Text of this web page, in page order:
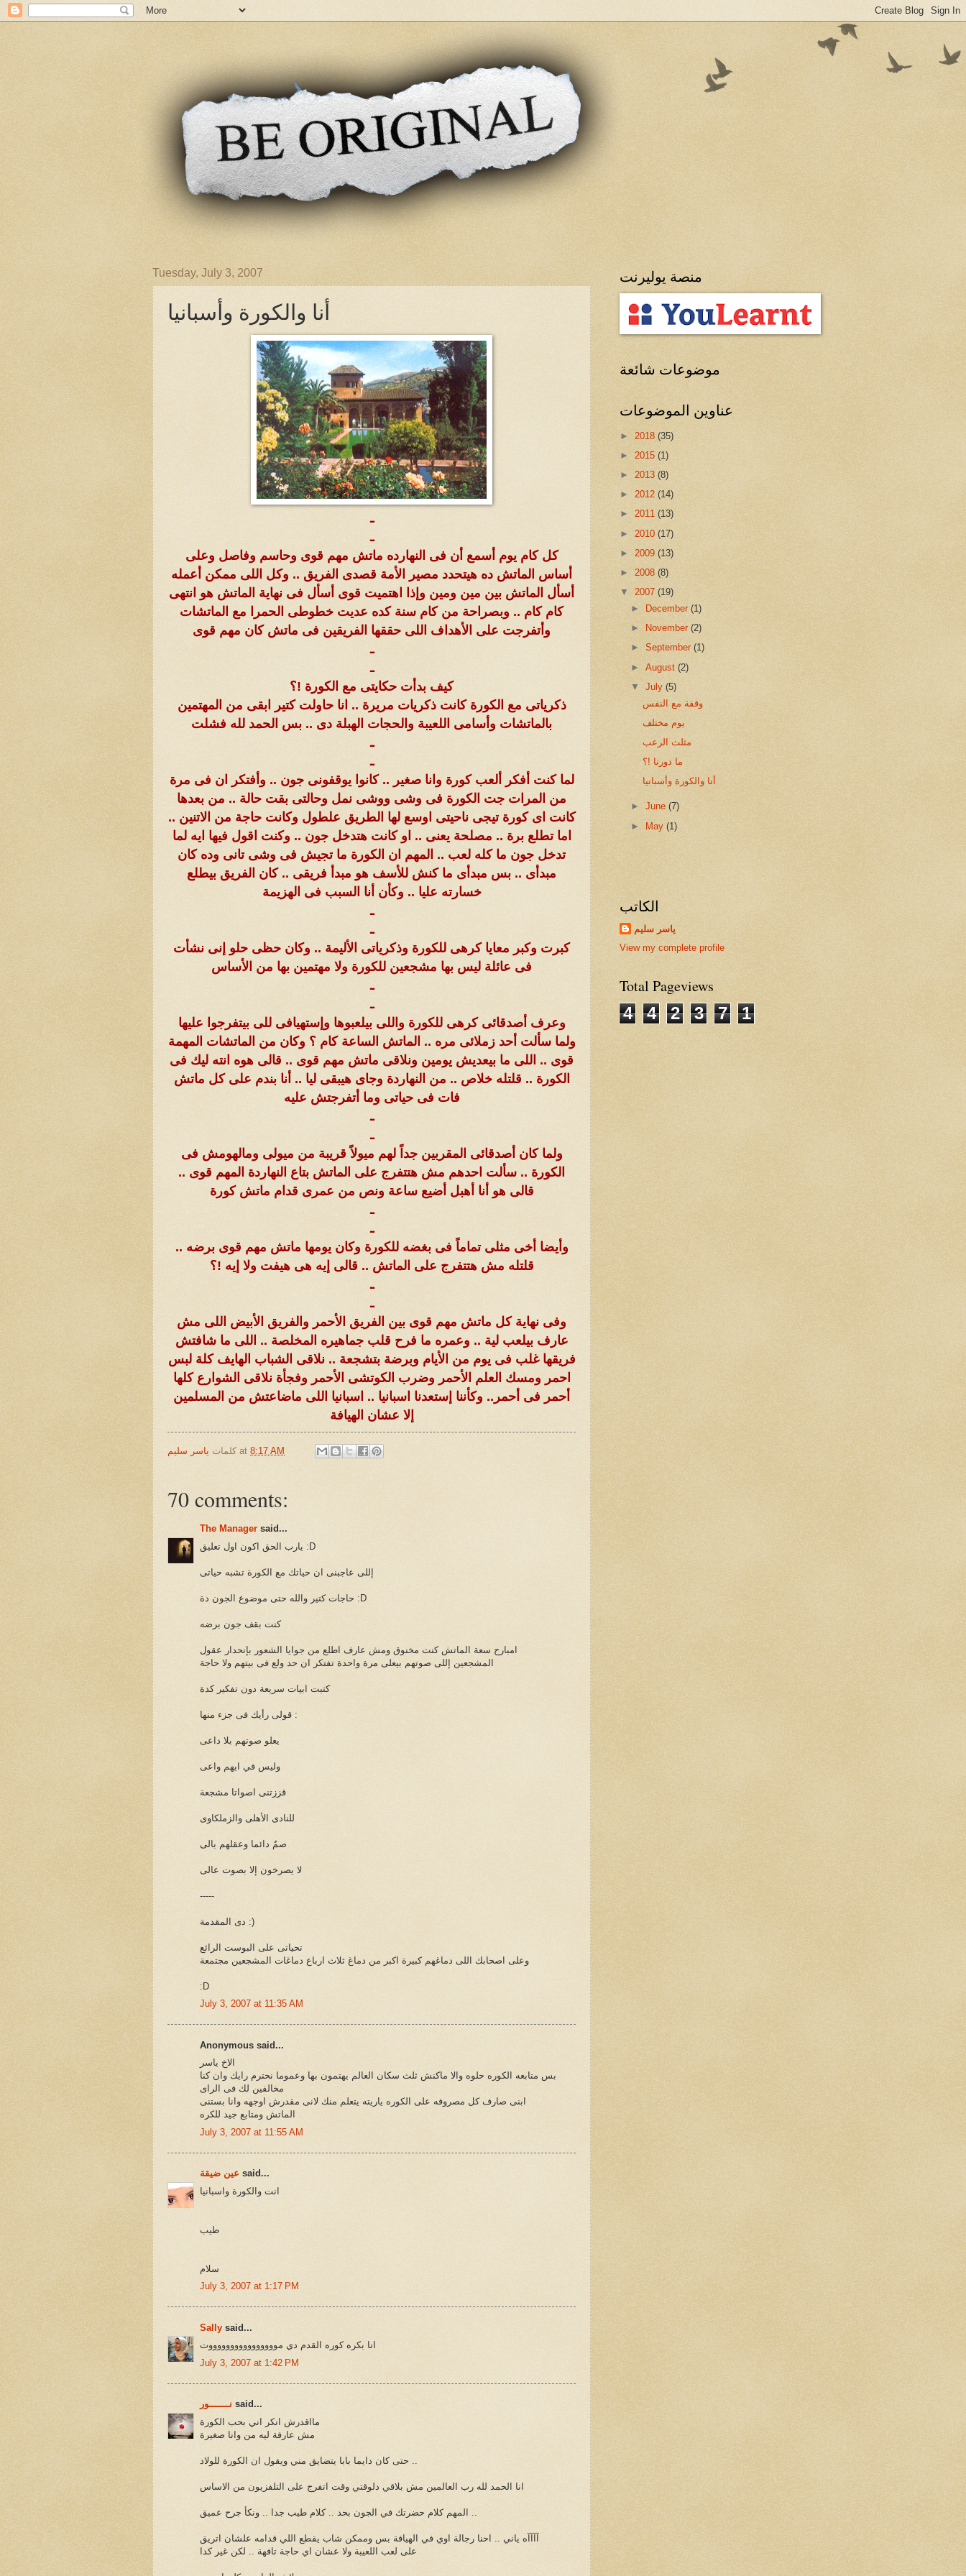
Tuesday, July 3, 2007
أنا والكورة وأسبانيا
ـ
ـ
كل كام يوم أسمع أن فى النهارده ماتش مهم قوى وحاسم وفاصل وعلى
أساس الماتش ده هيتحدد مصير الأمة قصدى الفريق .. وكل اللى ممكن أعمله
أسأل الماتش بين مين ومين وإذا اهتميت قوى أسأل فى نهاية الماتش هو انتهى
كام كام .. وبصراحة من كام سنة كده عديت خطوطى الحمرا مع الماتشات
وأتفرجت على الأهداف اللى حققها الفريقين فى ماتش كان مهم قوى
ـ
ـ
كيف بدأت حكايتى مع الكورة !؟
ذكرياتى مع الكورة كانت ذكريات مريرة .. انا حاولت كتير ابقى من المهتمين
بالماتشات وأسامى اللعيبة والحجات الهبلة دى .. بس الحمد لله فشلت
ـ
ـ
لما كنت أفكر ألعب كورة وانا صغير .. كانوا يوقفونى جون .. وأفتكر ان فى مرة
من المرات جت الكورة فى وشى ووشى نمل وحالتى بقت حالة .. من بعدها
كانت اى كورة تيجى ناحيتى اوسع لها الطريق علطول وكانت حاجة من الاتنين ..
اما تطلع برة .. مصلحة يعنى .. او كانت هتدخل جون .. وكنت اقول فيها ايه لما
تدخل جون ما كله لعب .. المهم ان الكورة ما تجيش فى وشى تانى وده كان
مبدأى .. بس مبدأى ما كنش للأسف هو مبدأ فريقى .. كان الفريق بيطلع
خسارته عليا .. وكأن أنا السبب فى الهزيمة
ـ
ـ
كبرت وكبر معايا كرهى للكورة وذكرياتى الأليمة .. وكان حظى حلو إنى نشأت
فى عائلة ليس بها مشجعين للكورة ولا مهتمين بها من الأساس
ـ
ـ
وعرف أصدقائى كرهى للكورة واللى بيلعبوها وإستهيافى للى بيتفرجوا عليها
ولما سألت أحد زملائى مره .. الماتش الساعة كام ؟ وكان من الماتشات المهمة
قوى .. اللى ما بيعديش يومين ونلاقى ماتش مهم قوى .. قالى هوه انته ليك فى
الكورة .. قلتله خلاص .. من النهاردة وجاى هيبقى ليا .. أنا بندم على كل ماتش
فات فى حياتى وما أتفرجتش عليه
ـ
ـ
ولما كان أصدقائى المقربين جداً لهم ميولاً قريبة من ميولى ومالهومش فى
الكورة .. سألت احدهم مش هتتفرج على الماتش بتاع النهاردة المهم قوى ..
قالى هو أنا أهبل أضيع ساعة ونص من عمرى قدام ماتش كورة
ـ
ـ
وأيضا أخى مثلى تماماً فى بغضه للكورة وكان يومها ماتش مهم قوى برضه ..
قلتله مش هتتفرج على الماتش .. قالى إيه هى هيفت ولا إيه !؟
ـ
ـ
وفى نهاية كل ماتش مهم قوى بين الفريق الأحمر والفريق الأبيض اللى مش
عارف بيلعب لية .. وعمره ما فرح قلب جماهيره المخلصة .. اللى ما شافتش
فريقها غلب فى يوم من الأيام وبرضة بتشجعة .. نلاقى الشباب الهايف كلة لبس
احمر ومسك العلم الأحمر وضرب الكوتشى الأحمر وفجأة نلاقى الشوارع كلها
أحمر فى أحمر.. وكأننا إستعدنا اسبانيا .. اسبانيا اللى ماضاعتش من المسلمين
إلا عشان الهيافة
كلمات ياسر سليم at 8:17 AM
70 comments:
The Manager said...
يارب الحق اكون اول تعليق :D
إللى عاجبنى ان حياتك مع الكورة تشبه حياتى
حاجات كتير والله حتى موضوع الجون دة :D
كنت بقف جون برضه
امبارح سعة الماتش كنت مخنوق ومش عارف اطلع من جوايا الشعور بإنحدار عقول
المشجعين إللى صوتهم بيعلى مرة واحدة تفتكر ان حد ولع فى بيتهم ولا حاجة
كتبت ابيات سريعة دون تفكير كدة
قولى رأيك فى جزء منها :
يعلو صوتهم بلا داعى
وليس في ايهم واعى
قززتنى اصواتا مشجعة
للنادى الأهلى والزملكاوى
صمٌ دائما وعقلهم بالى
لا يصرخون إلا بصوت عالى
-----
دى المقدمة :)
تحياتى على البوست الرائع
وعلى اصحابك اللى دماغهم كبيرة اكبر من دماغ ثلاث ارباع دماغات المشجعين مجتمعة
:D
July 3, 2007 at 11:35 AM
Anonymous said...
الاخ ياسر
بس متابعه الكوره حلوه والا ماكنش ثلث سكان العالم يهتمون بها وعموما نحترم رايك وان كنا
مخالفين لك فى الراى
ابنى صارف كل مصروفه على الكوره ياريته يتعلم منك لانى مقدرش اوجهه وانا بستنى
الماتش ومتابع جيد للكره
July 3, 2007 at 11:55 AM
عين ضيقة said...
انت والكورة واسبانيا
طيب
سلام
July 3, 2007 at 1:17 PM
Sally said...
انا بكره كوره القدم دي مووووووووووووووووت
July 3, 2007 at 1:42 PM
نـــــــور said...
مااقدرش انكر اني بحب الكورة
مش عارفة ليه من وانا صغيرة
انا الحمد لله رب العالمين مش بلاقي دلوقتي وقت اتفرج على التلفزيون من الاساس
آآآآه ياني .. احنا رجالة اوي في الهيافة بس وممكن شاب يقطع اللي قدامه علشان اتريق
على لعب اللعيبة ولا عشان اي حاجة تافهة .. لكن غير كدا
منصة يوليرنت
موضوعات شائعة
عناوين الموضوعات
► 2018 (35)
► 2015 (1)
► 2013 (8)
► 2012 (14)
► 2011 (13)
► 2010 (17)
► 2009 (13)
► 2008 (8)
▼ 2007 (19)
►
December(1)
►
November(2)
►September(1)
►August(2)
▼July(5)
وقفة مع النفس
يوم مختلف
مثلث الرعب
ما دورنا !؟
أنا والكورة وأسبانيا
►June(7)
► May(1)
الكاتب
ياسر سليم
View my complete profile
Total Pageviews
4
4 2 3 7 1